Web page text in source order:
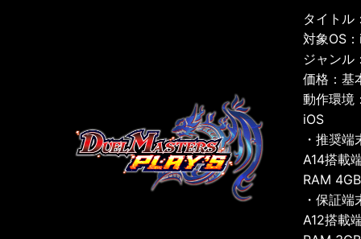
タイトル
対象OS
ジャンル
価格：基
動作環境
iOS
・推奨端
A14搭載
RAM
・保証端
A12搭載